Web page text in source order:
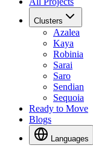
Clusters
Azalea
Kaya
Robinia
Sarai
Saro
Sendian
Sequoia
Ready to Move
Blogs
Languages